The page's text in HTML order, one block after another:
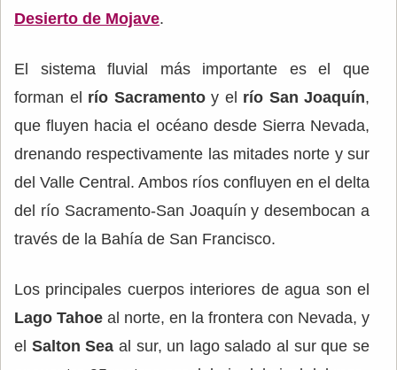
Desierto de Mojave.
El sistema fluvial más importante es el que
forman el río Sacramento y el río San Joaquín,
que fluyen hacia el océano desde Sierra Nevada,
drenando respectivamente las mitades norte y sur
del Valle Central. Ambos ríos confluyen en el delta
del río Sacramento-San Joaquín y desembocan a
través de la Bahía de San Francisco.
Los principales cuerpos interiores de agua son el
Lago Tahoe al norte, en la frontera con Nevada, y
el Salton Sea al sur, un lago salado al sur que se